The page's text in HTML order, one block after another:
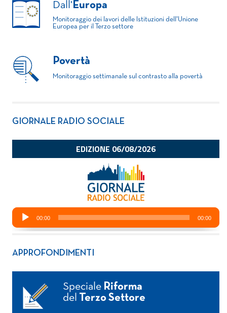
Dall' Europa
Monitoraggio dei lavori delle Istituzioni dell'Unione
Europea per il Terzo settore
Povertà
Monitoraggio settimanale sul contrasto alla povertà
GIORNALE RADIO SOCIALE
APPROFONDIMENTI
Speciale Riforma
del
Terzo Settore